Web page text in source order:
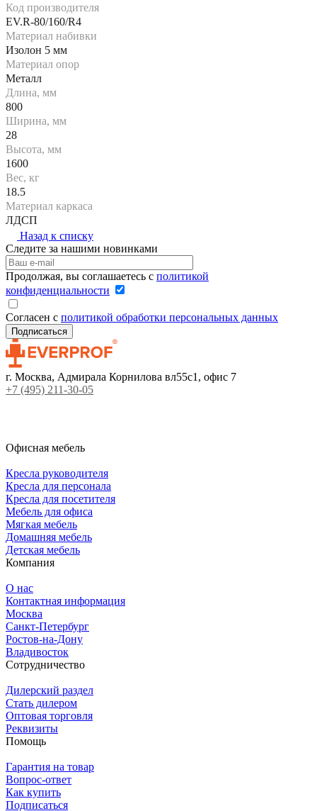
Код производителя
EV.R-80/160/R4
Материал набивки
Изолон 5 мм
Материал опор
Металл
Длина, мм
800
Ширина, мм
28
Высота, мм
1600
Вес, кг
18.5
Материал каркаса
ЛДСП
Назад к списку
Следите за нашими новинками
Продолжая, вы соглашаетесь с политикой
конфиденциальности
Согласен с политикой обработки персональных данных
г. Москва, Адмирала Корнилова вл55с1, офис 7
+7 (495) 211-30-05
Офисная мебель
Кресла руководителя
Кресла для персонала
Кресла для посетителя
Мебель для офиса
Мягкая мебель
Домашняя мебель
Детская мебель
Компания
О нас
Контактная информация
Москва
Санкт-Петербург
Ростов-на-Дону
Владивосток
Сотрудничество
Дилерский раздел
Стать дилером
Оптовая торговля
Реквизиты
Помощь
Гарантия на товар
Вопрос-ответ
Как купить
Подписаться